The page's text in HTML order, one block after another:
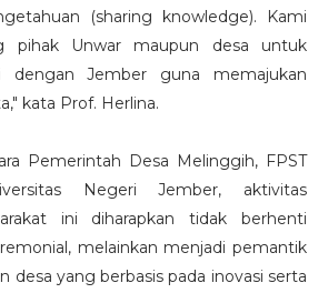
(sharing knowledge). Kami
pihak Unwar maupun desa untuk
dengan Jember guna memajukan
kata Prof. Herlina.
Pemerintah Desa Melinggih, FPST
Negeri Jember, aktivitas
ini diharapkan tidak berhenti
melainkan menjadi pemantik
desa yang berbasis pada inovasi serta